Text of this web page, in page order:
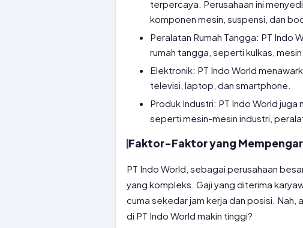
terpercaya. Perusahaan ini
komponen mesin, suspensi, dan
Peralatan Rumah Tangga: PT Indo
rumah tangga, seperti kulkas,
Elektronik: PT Indo World
televisi, laptop, dan smartphone.
Produk Industri: PT Indo World
seperti mesin-mesin industri,
Faktor-Faktor yang
PT Indo World, sebagai perusahaan
yang kompleks. Gaji yang diterima
cuma sekedar jam kerja dan posisi.
di PT Indo World makin tinggi?